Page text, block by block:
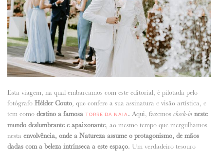
Esta viagem, na qual embarcamos com este editorial, é pilotada pelo
fotógrafo Hélder Couto, que confere a sua assinatura e visão artística, e
tem como destino a famosa TORRE DA NAIA . Aqui, fazemos check-in neste
mundo deslumbrante e apaixonante, ao mesmo tempo que mergulhamos
nesta envolvência, onde a Natureza assume o protagonismo, de mãos
dadas com a beleza intrínseca a este espaço. Um verdadeiro tesouro